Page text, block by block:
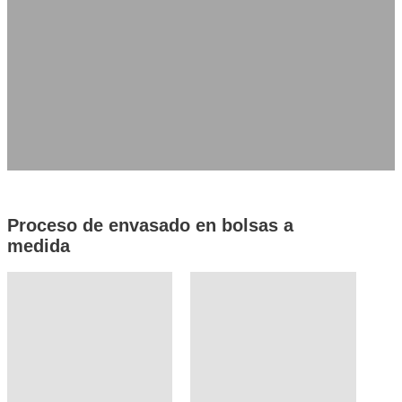
Proceso de envasado en bolsas a
medida